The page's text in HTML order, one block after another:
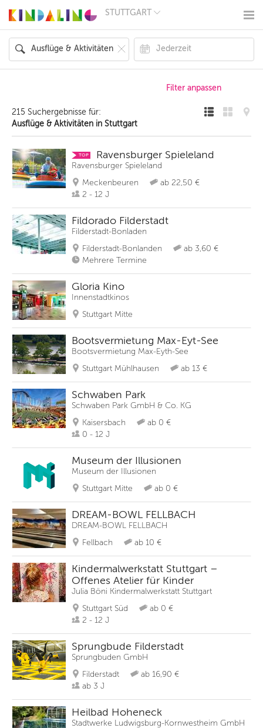
STUTTGART
MÜNCHEN
HAMBURG
FRANKFURT
KÖLN
LEIPZIG
DRESDEN
NÜRNBERG
WIEN
ANDERE
REGIONEN
215 Suchergebnisse für:
Ausflüge & Aktivitäten in Stuttgart
TOP Ravensburger Spieleland
Ravensburger Spieleland
Meckenbeuren
ab 22,50 €
2 - 12 J
Fildorado Filderstadt
Filderstadt-Bonladen
Filderstadt-Bonlanden
ab 3,60 €
Mehrere Termine
Gloria Kino
Innenstadtkinos
Stuttgart Mitte
Bootsvermietung Max-Eyt-See
Bootsvermietung Max-Eyth-See
Stuttgart Mühlhausen
ab 13 €
Schwaben Park
Schwaben Park GmbH & Co. KG
Kaisersbach
ab 0 €
0 - 12 J
Museum der Illusionen
Museum der Illusionen
Stuttgart Mitte
ab 0 €
DREAM-BOWL FELLBACH
DREAM-BOWL FELLBACH
Fellbach
ab 10 €
Kindermalwerkstatt Stuttgart –
Offenes Atelier für Kinder
Julia Böni Kindermalwerkstatt Stuttgart
Stuttgart Süd
ab 0 €
2 - 12 J
Sprungbude Filderstadt
Sprungbuden GmbH
Filderstadt
ab 16,90 €
ab 3 J
Heilbad Hoheneck
Stadtwerke Ludwigsburg-Kornwestheim GmbH